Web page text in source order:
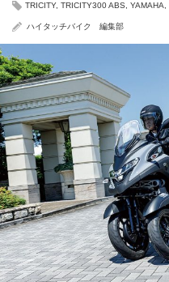
TRICITY, TRICITY300 ABS YAMAHA
ハイタッチバイク 編集部